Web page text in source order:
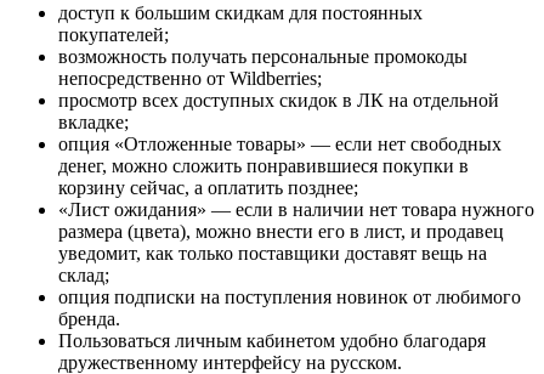
доступ к большим скидкам для постоянных
покупателей;
возможность получать персональные промокоды
непосредственно от Wildberries;
просмотр всех доступных скидок в ЛК на отдельной
вкладке;
опция «Отложенные товары» — если нет свободных
денег, можно сложить понравившиеся покупки в
корзину сейчас, а оплатить позднее;
«Лист ожидания» — если в наличии нет товара нужного
размера (цвета), можно внести его в лист, и продавец
уведомит, как только поставщики доставят вещь на
склад;
опция подписки на поступления новинок от любимого
бренда.
Пользоваться личным кабинетом удобно благодаря
дружественному интерфейсу на русском.